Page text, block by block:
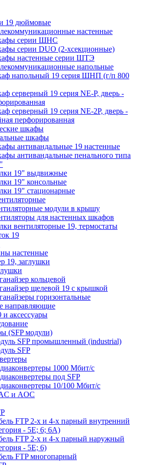
19 дюймовые
настенные
серии ШНС
серии DUO (2-хсекционные)
настенные серии ШТЭ
напольные
напольный 19 серия ШНП (г/п 800
серверный 19 серия NE-P, дверь -
серверный 19 серия NE-2P, дверь -
перфорированная
шкафы
шкафы
антивандальные 19 настенные
антивандальные пенального типа
19" выдвижные
19" консольные
19" стационарные
модули в крышу
для настенных шкафов
вентиляторные 19, термостаты
19
настенные
19, заглушки
кольцевой
щелевой 19 с крышкой
горизонтальные
направляющие
аксессуары
(SFP модули)
SFP промышленный (industrial)
SFP
1000 Мбит/с
под SFP
10/100 Мбит/с
и AOC
FTP 2-х и 4-х парный внутренний
- 5Е; 6; 6А)
FTP 2-х и 4-х парный наружный
- 5Е; 6)
FTP многопарный